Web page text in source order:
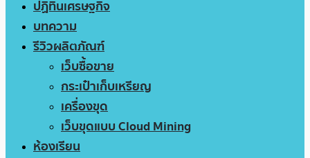
ปฏิทินเศรษฐกิจ
บทความ
รีวิวผลิตภัณฑ์
เว็บซื้อขาย
กระเป๋าเก็บเหรียญ
เครื่องขุด
เว็บขุดแบบ Cloud Mining
ห้องเรียน